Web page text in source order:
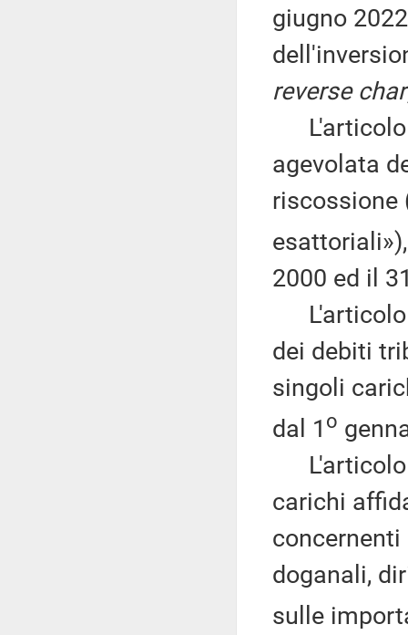
giugno
reverse
L'articolo
agevolata
riscossione
2000 ed il
L'articolo
dei debiti
singoli
dal 1 o
L'articolo
carichi
doganali,
sulle